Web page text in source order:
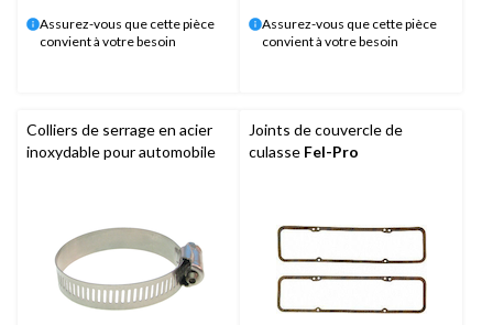
Assurez-vous que cette pièce
convient à votre besoin
Assurez-vous que cette pièce
convient à votre besoin
Colliers de serrage en acier
inoxydable pour automobile
Joints de couvercle de
culasse Fel-Pro